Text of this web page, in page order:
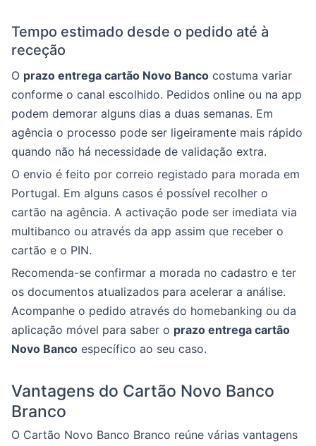
Tempo estimado desde o pedido até à
receção
O prazo entrega cartão Novo Banco costuma variar
conforme o canal escolhido. Pedidos online ou na app
podem demorar alguns dias a duas semanas. Em
agência o processo pode ser ligeiramente mais rápido
quando não há necessidade de validação extra.
O envio é feito por correio registado para morada em
Portugal. Em alguns casos é possível recolher o
cartão na agência. A activação pode ser imediata via
multibanco ou através da app assim que receber o
cartão e o PIN.
Recomenda-se confirmar a morada no cadastro e ter
os documentos atualizados para acelerar a análise.
Acompanhe o pedido através do homebanking ou da
aplicação móvel para saber o prazo entrega cartão
Novo Banco específico ao seu caso.
Vantagens do Cartão Novo Banco
Branco
O Cartão Novo Banco Branco reúne várias vantagens